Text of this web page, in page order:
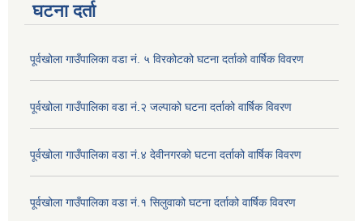
घटना दर्ता
पूर्वखोला गाउँपालिका वडा नं. ५ विरकोटको घटना दर्ताको वार्षिक विवरण
पूर्वखोला गाउँपालिका वडा नं.२ जल्पाको घटना दर्ताको वार्षिक विवरण
पूर्वखोला गाउँपालिका वडा नं.४ देवीनगरको घटना दर्ताको वार्षिक विवरण
पूर्वखोला गाउँपालिका वडा नं.१ सिलुवाको घटना दर्ताको वार्षिक विवरण